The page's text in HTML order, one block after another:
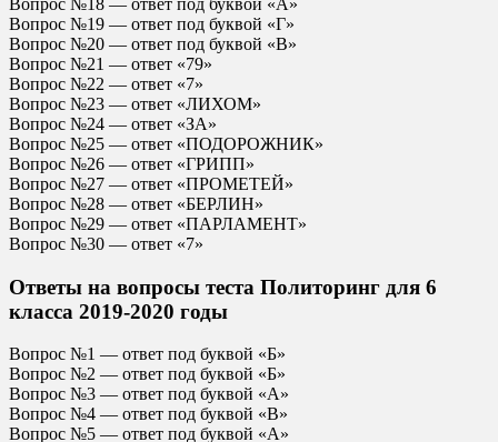
Вопрос №19 — ответ под буквой «Г»
Вопрос №20 — ответ под буквой «В»
Вопрос №21 — ответ «79»
Вопрос №22 — ответ «7»
Вопрос №23 — ответ «ЛИХОМ»
Вопрос №24 — ответ «ЗА»
Вопрос №25 — ответ «ПОДОРОЖНИК»
Вопрос №26 — ответ «ГРИПП»
Вопрос №27 — ответ «ПРОМЕТЕЙ»
Вопрос №28 — ответ «БЕРЛИН»
Вопрос №29 — ответ «ПАРЛАМЕНТ»
Вопрос №30 — ответ «7»
Ответы на вопросы теста Политоринг для 6
класса 2019-2020 годы
Вопрос №1 — ответ под буквой «Б»
Вопрос №2 — ответ под буквой «Б»
Вопрос №3 — ответ под буквой «А»
Вопрос №4 — ответ под буквой «В»
Вопрос №5 — ответ под буквой «А»